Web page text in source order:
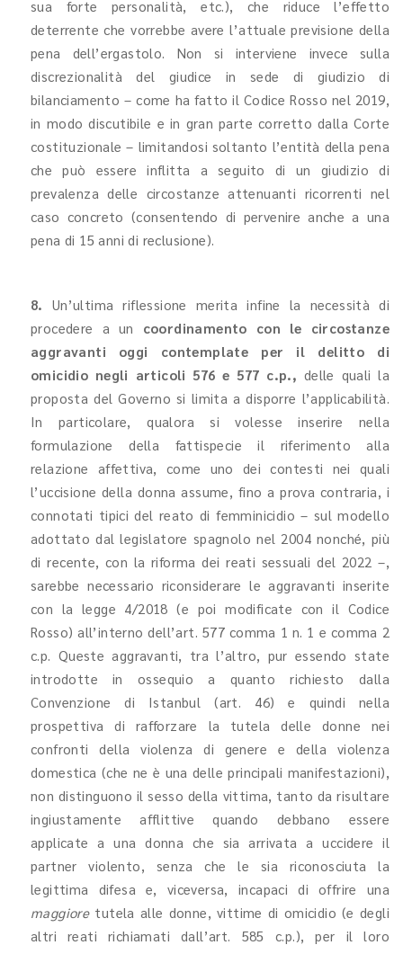
sua forte personalità, etc.), che riduce l’effetto
deterrente che vorrebbe avere l’attuale previsione della
pena dell’ergastolo. Non si interviene invece sulla
discrezionalità del giudice in sede di giudizio di
bilanciamento – come ha fatto il Codice Rosso nel 2019,
in modo discutibile e in gran parte corretto dalla Corte
costituzionale – limitandosi soltanto l’entità della pena
che può essere inflitta a seguito di un giudizio di
prevalenza delle circostanze attenuanti ricorrenti nel
caso concreto (consentendo di pervenire anche a una
pena di 15 anni di reclusione).
8. Un’ultima riflessione merita infine la necessità di
procedere a un coordinamento con le circostanze
aggravanti oggi contemplate per il delitto di
omicidio negli articoli 576 e 577 c.p., delle quali la
proposta del Governo si limita a disporre l’applicabilità.
In particolare, qualora si volesse inserire nella
formulazione della fattispecie il riferimento alla
relazione affettiva, come uno dei contesti nei quali
l’uccisione della donna assume, fino a prova contraria, i
connotati tipici del reato di femminicidio – sul modello
adottato dal legislatore spagnolo nel 2004 nonché, più
di recente, con la riforma dei reati sessuali del 2022 –,
sarebbe necessario riconsiderare le aggravanti inserite
con la legge 4/2018 (e poi modificate con il Codice
Rosso) all’interno dell’art. 577 comma 1 n. 1 e comma 2
c.p. Queste aggravanti, tra l’altro, pur essendo state
introdotte in ossequio a quanto richiesto dalla
Convenzione di Istanbul (art. 46) e quindi nella
prospettiva di rafforzare la tutela delle donne nei
confronti della violenza di genere e della violenza
domestica (che ne è una delle principali manifestazioni),
non distinguono il sesso della vittima, tanto da risultare
ingiustamente afflittive quando debbano essere
applicate a una donna che sia arrivata a uccidere il
partner violento, senza che le sia riconosciuta la
legittima difesa e, viceversa, incapaci di offrire una
maggiore tutela alle donne, vittime di omicidio (e degli
altri reati richiamati dall’art. 585 c.p.), per il loro